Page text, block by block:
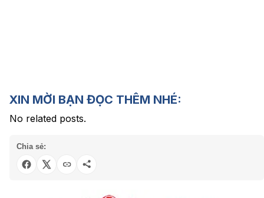
XIN MỜI BẠN ĐỌC THÊM NHÉ:
No related posts.
Chia sẻ: